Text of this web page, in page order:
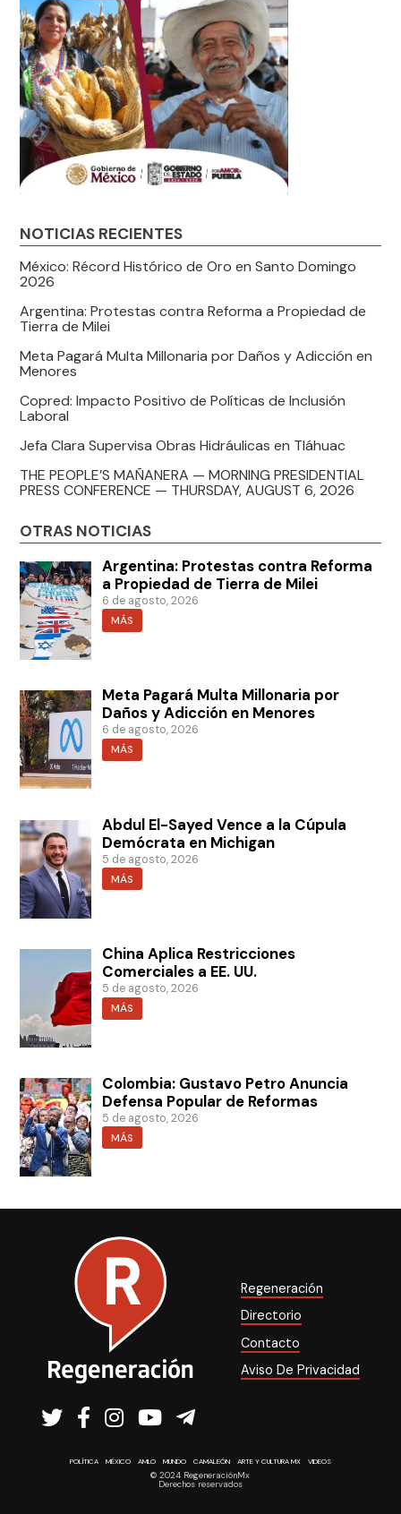
NOTICIAS RECIENTES
México: Récord Histórico de Oro en Santo Domingo
2026
Argentina: Protestas contra Reforma a Propiedad de
Tierra de Milei
Meta Pagará Multa Millonaria por Daños y Adicción en
Menores
Copred: Impacto Positivo de Políticas de Inclusión
Laboral
Jefa Clara Supervisa Obras Hidráulicas en Tláhuac
THE PEOPLE’S MAÑANERA — MORNING PRESIDENTIAL
PRESS CONFERENCE — THURSDAY, AUGUST 6, 2026
OTRAS NOTICIAS
Argentina: Protestas contra Reforma
a Propiedad de Tierra de Milei
6 de agosto, 2026
MÁS
Meta Pagará Multa Millonaria por
Daños y Adicción en Menores
6 de agosto, 2026
MÁS
Abdul El-Sayed Vence a la Cúpula
Demócrata en Michigan
5 de agosto, 2026
MÁS
China Aplica Restricciones
Comerciales a EE. UU.
5 de agosto, 2026
MÁS
Colombia: Gustavo Petro Anuncia
Defensa Popular de Reformas
5 de agosto, 2026
MÁS
Regeneración
Directorio
Contacto
Aviso De Privacidad
POLÍTICA MÉXICO AMLO MUNDO CAMALEÓN ARTE Y CULTURA MX VIDEOS
© 2024 RegeneraciónMx
Derechos reservados